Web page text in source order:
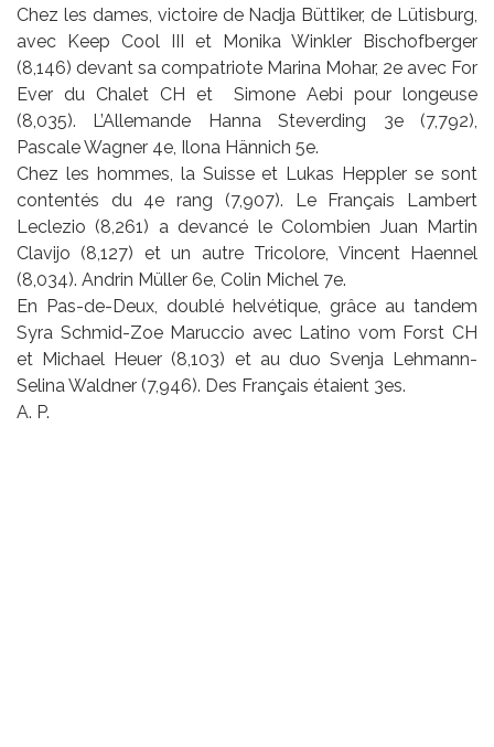
Chez les dames, victoire de Nadja Büttiker, de Lütisburg,
avec Keep Cool III et Monika Winkler Bischofberger
(8,146) devant sa compatriote Marina Mohar, 2e avec For
Ever du Chalet CH et Simone Aebi pour longeuse
(8,035). L’Allemande Hanna Steverding 3e (7,792),
Pascale Wagner 4e, Ilona Hännich 5e.
Chez les hommes, la Suisse et Lukas Heppler se sont
contentés du 4e rang (7,907). Le Français Lambert
Leclezio (8,261) a devancé le Colombien Juan Martin
Clavijo (8,127) et un autre Tricolore, Vincent Haennel
(8,034). Andrin Müller 6e, Colin Michel 7e.
En Pas-de-Deux, doublé helvétique, grâce au tandem
Syra Schmid-Zoe Maruccio avec Latino vom Forst CH
et Michael Heuer (8,103) et au duo Svenja Lehmann-
Selina Waldner (7,946). Des Français étaient 3es.
A. P.